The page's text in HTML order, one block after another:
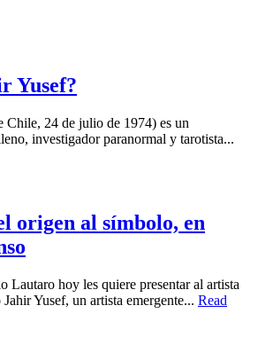
Yusef?
Chile, 24 de julio de 1974) es un
investigador paranormal y tarotista...
origen al símbolo, en
Lautaro hoy les quiere presentar al artista
Yusef, un artista emergente... Read